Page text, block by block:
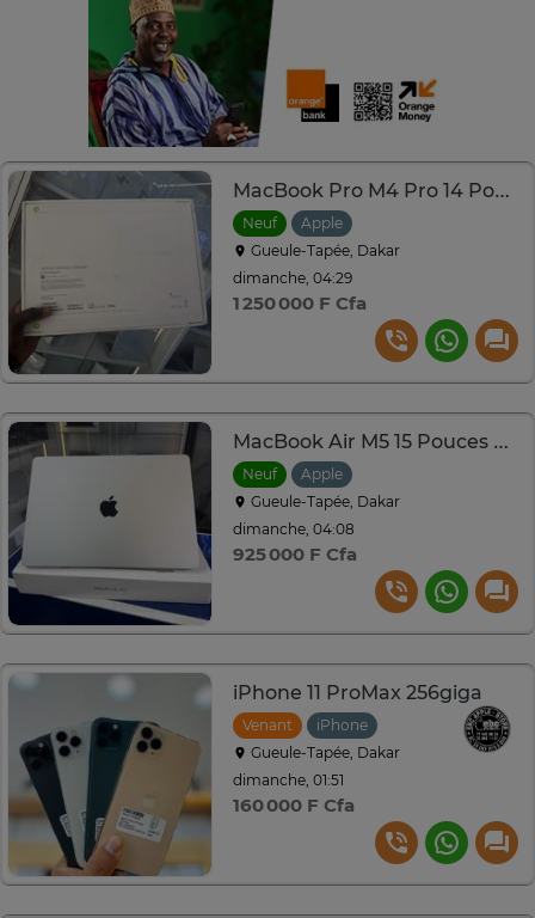
MacBook Pro M4 Pro 14 Pouces Ram 24Go SSD 512Go Neuf scellé
Neuf
Apple
Gueule-Tapée, Dakar
dimanche, 04:29
1 250 000 F Cfa
MacBook Air M5 15 Pouces Ram 24Go SSD 1To Neuf
Neuf
Apple
Gueule-Tapée, Dakar
dimanche, 04:08
925 000 F Cfa
iPhone 11 ProMax 256giga
Venant
iPhone
Gueule-Tapée, Dakar
dimanche, 01:51
160 000 F Cfa